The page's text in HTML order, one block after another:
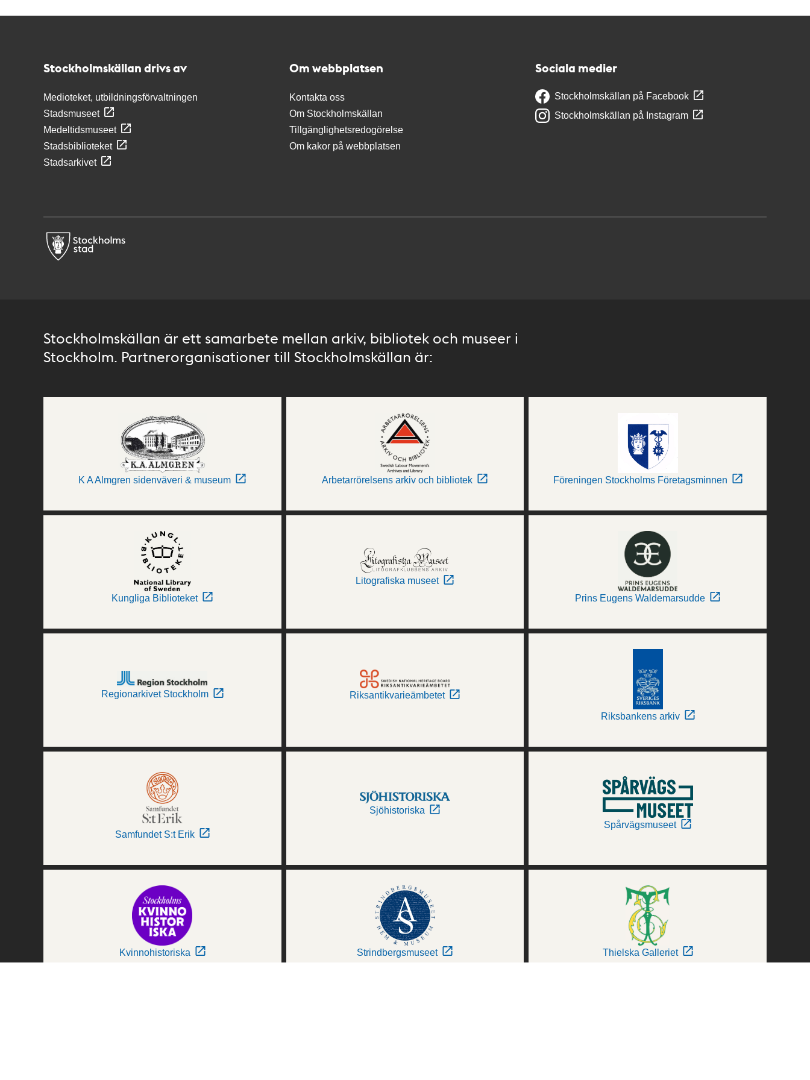
Stockholmskällan drivs av
Medioteket, utbildningsförvaltningen
Stadsmuseet
Medeltidsmuseet
Stadsbiblioteket
Stadsarkivet
Om webbplatsen
Kontakta oss
Om Stockholmskällan
Tillgänglighetsredogörelse
Om kakor på webbplatsen
Sociala medier
Stockholmskällan på Facebook
Stockholmskällan på Instagram
Stockholmskällan är ett samarbete mellan arkiv, bibliotek och museer i
Stockholm. Partnerorganisationer till Stockholmskällan är:
K A Almgren sidenväveri & museum Arbetarrörelsens arkiv och bibliotek Föreningen Stockholms Företagsminnen
Kungliga Biblioteket
Litografiska museet
Prins Eugens Waldemarsudde
Regionarkivet Stockholm Riksantikvarieämbetet
Riksbankens arkiv
Samfundet S:t Erik
Sjöhistoriska
Spårvägsmuseet
Kvinnohistoriska Strindbergsmuseet Thielska Galleriet